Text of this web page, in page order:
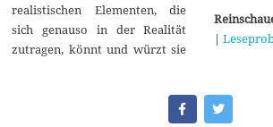
realistischen Elementen, die
sich genauso in der Realität
zutragen, könnt und würzt sie
|